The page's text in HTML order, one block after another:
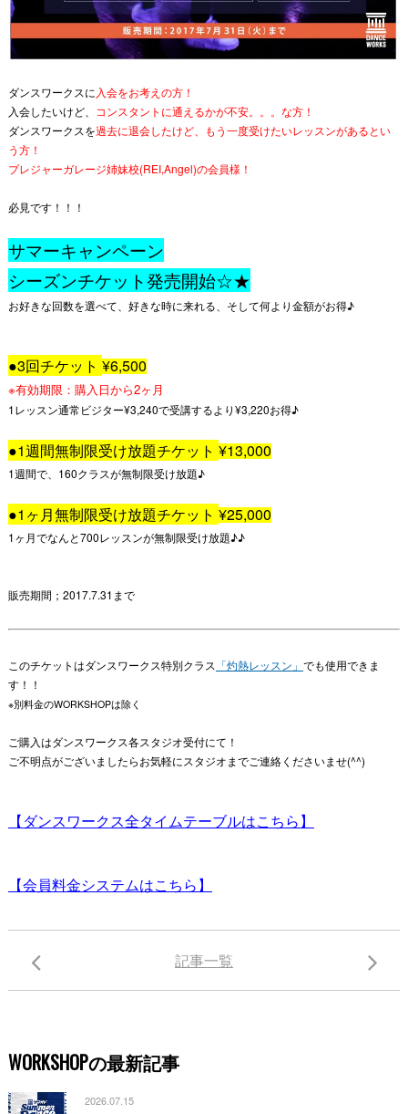
ダンスワークスに 入会をお考えの方！
入会したいけど、
コンスタントに通えるかが不安。。。な方！
ダンスワークスを過去に退会したけど、もう一度受けたいレッスンがあるとい
う方！
プレジャーガレージ姉妹校(REI,Angel)の会員様！
必見です！！！
サマーキャンペーン
シーズンチケット発売開始☆★
お好きな回数を選べて、好きな時に来れる、そして何より金額がお得♪
●3回チケット ¥6,500
※有効期限：購入日から2ヶ月
1レッスン通常ビジター¥3,240で受講するより¥3,220お得♪
●1週間無制限受け放題チケット ¥13,000
1週間で、160クラスが無制限受け放題♪
●1ヶ月無制限受け放題チケット ¥25,000
1ヶ月でなんと700レッスンが無制限受け放題♪♪
販売期間；2017.7.31まで
このチケットはダンスワークス特別クラス 「灼熱レッスン」 でも使用できま
す！！
※別料金のWORKSHOPは除く
ご購入はダンスワークス各スタジオ受付にて！
ご不明点がございましたらお気軽にスタジオまでご連絡くださいませ(^^)
【ダンスワークス全タイムテーブルはこちら】
【会員料金システムはこちら】
記事一覧
WORKSHOPの最新記事
2026.07.15